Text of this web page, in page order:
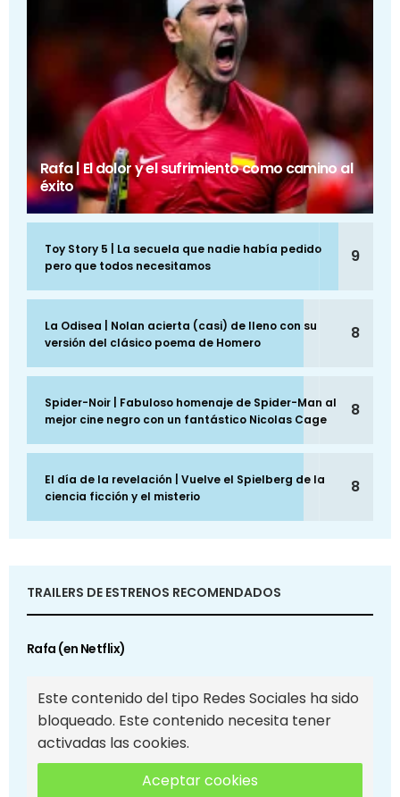
Rafa | El dolor y el sufrimiento como camino al
éxito
Toy Story 5 | La secuela que nadie había pedido
pero que todos necesitamos
9
La Odisea | Nolan acierta (casi) de lleno con su
versión del clásico poema de Homero
8
Spider-Noir | Fabuloso homenaje de Spider-Man al
mejor cine negro con un fantástico Nicolas Cage
8
El día de la revelación | Vuelve el Spielberg de la
ciencia ficción y el misterio
8
TRAILERS DE ESTRENOS RECOMENDADOS
Rafa (en Netflix)
Este contenido del tipo Redes Sociales ha sido
bloqueado. Este contenido necesita tener
activadas las cookies.
Aceptar cookies